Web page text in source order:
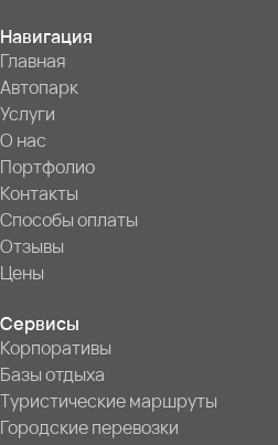
Навигация
Главная
Автопарк
Услуги
О нас
Портфолио
Контакты
Способы оплаты
Отзывы
Цены
Сервисы
Корпоративы
Базы отдыха
Туристические маршруты
Городские перевозки